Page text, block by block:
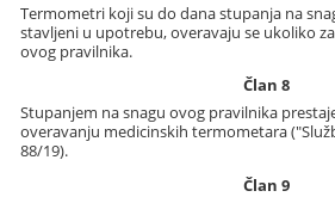
Termometri koji su do dana stupanja na
stavljeni u upotrebu, overavaju se ukoliko
ovog pravilnika.
Član 8
Stupanjem na snagu ovog pravilnika
overavanju medicinskih termometara
88/19).
Član 9